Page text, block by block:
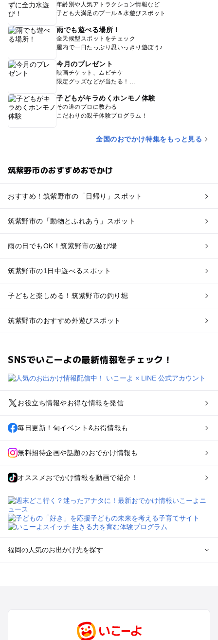
年齢別や人気アトラクション情報など
子ども大満足のプール＆水遊びスポット
雨でも遊べる場所！
全天候型スポットをチェック
屋内で一日たっぷり思いっきり遊ぼう♪
今月のプレゼント
映画チケット、ムビチケ
限定グッズなどが当たる！
子どもがキラめくホンモノ体験
その道のプロに教わる
こだわりの親子体験プログラム！
全国のおでかけ特集をもっと見る
筑紫野市のおすすめおでかけ
おすすめ！筑紫野市の「日帰り」スポット
筑紫野市の「動物とふれあう」スポット
雨の日でもOK！筑紫野市の遊び場
筑紫野市の1日中遊べるスポット
子どもと楽しめる！筑紫野市の釣り堀
筑紫野市のおすすめ外遊びスポット
SNSでいこーよの最新情報をチェック！
お役立ち情報やお得な情報を発信
毎日更新！旬イベント&お得情報も
無料招待企画や話題のおでかけ情報も
オススメおでかけ情報を動画で紹介！
福岡の人気のお出かけ先を探す
柳川・八女・筑後のプールお出かけ